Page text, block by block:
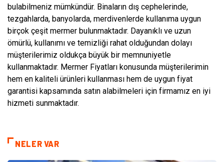
bulabilmeniz mümkündür. Binaların dış cephelerinde,
tezgahlarda, banyolarda, merdivenlerde kullanıma uygun
birçok çeşit mermer bulunmaktadır. Dayanıklı ve uzun
ömürlü, kullanımı ve temizliği rahat olduğundan dolayı
müşterilerimiz oldukça büyük bir memnuniyetle
kullanmaktadır. Mermer Fiyatları konusunda müşterilerimin
hem en kaliteli ürünleri kullanması hem de uygun fiyat
garantisi kapsamında satın alabilmeleri için firmamız en iyi
hizmeti sunmaktadır.
NELER VAR